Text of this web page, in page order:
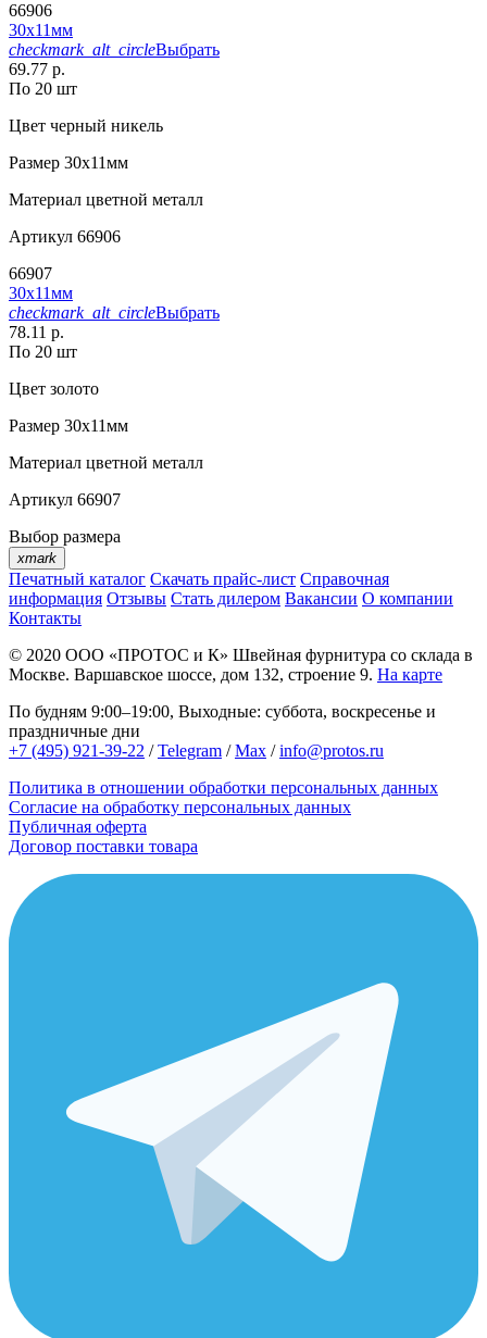
66906
30х11мм
checkmark_alt_circleВыбрать
69.77 р.
По 20 шт
Цвет черный никель
Размер 30х11мм
Материал цветной металл
Артикул 66906
66907
30х11мм
checkmark_alt_circleВыбрать
78.11 р.
По 20 шт
Цвет золото
Размер 30х11мм
Материал цветной металл
Артикул 66907
Выбор размера
xmark
Печатный каталог Скачать прайс-лист Справочная
информация Отзывы Стать дилером Вакансии О компании
Контакты
© 2020 ООО «ПРОТОС и К» Швейная фурнитура со склада в
Москве. Варшавское шоссе, дом 132, строение 9. На карте
По будням 9:00–19:00, Выходные: суббота, воскресенье и
праздничные дни
+7 (495) 921-39-22 /Telegram /Max /info@protos.ru
Политика в отношении обработки персональных данных
Согласие на обработку персональных данных
Публичная оферта
Договор поставки товара